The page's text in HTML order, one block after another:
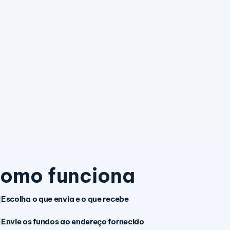
funciona
Escolha o que envia e o que recebe
Envie os fundos ao endereço fornecido